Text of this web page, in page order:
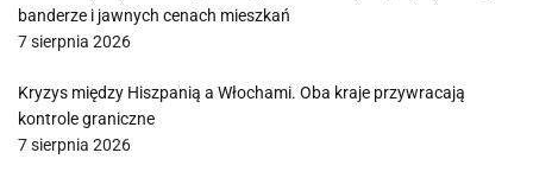
banderze i jawnych cenach mieszkań
7 sierpnia 2026
Kryzys między Hiszpanią a Włochami. Oba kraje przywracają
kontrole graniczne
7 sierpnia 2026